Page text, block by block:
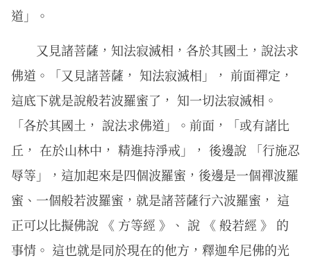
道」。
又見諸菩薩，知法寂滅相，各於其國土，說法求
佛道。「又見諸菩薩， 知法寂滅相」， 前面禪定，
這底下就是說般若波羅蜜了， 知一切法寂滅相。
「各於其國土， 說法求佛道」。前面，「或有諸比
丘， 在於山林中， 精進持淨戒」， 後邊說 「行施忍
辱等」，這加起來是四個波羅蜜，後邊是一個禪波羅
蜜、一個般若波羅蜜，就是諸菩薩行六波羅蜜， 這
正可以比擬佛說 《 方等經 》、 說 《 般若經 》 的
事情。 這也就是同於現在的他方，釋迦牟尼佛的光